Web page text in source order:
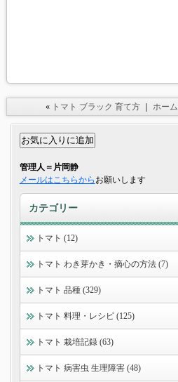
« トマト ブラック 育て方｜ ホーム
管理人＝片岡静
メールはこちらから お願いします
カテゴリー
トマト (12)
トマト わき芽かき・摘心の方法 (7)
トマト 品種 (329)
トマト 料理・レシピ (125)
トマト 栽培記録 (63)
トマト 病害虫 生理障害 (48)